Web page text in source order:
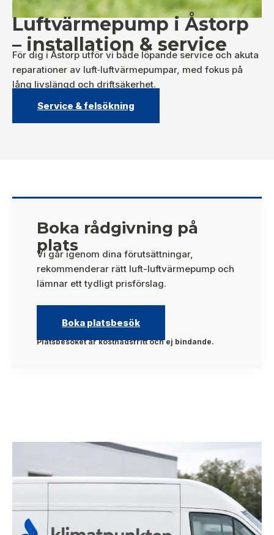
Luftvärmepump i Åstorp
– installation & service
För dig i Åstorp utför vi både löpande service och akuta
reparationer av luft‑luftvärmepumpar, med fokus på
lång livslängd och driftsäkerhet.
Service & felsökning
Boka rådgivning på
plats
Vi går igenom dina förutsättningar,
rekommenderar rätt luft-luftvärmepump och
lämnar ett tydligt prisförslag.
Boka platsbesök
Platsbesöket är kostnadsfritt och ej bindande.